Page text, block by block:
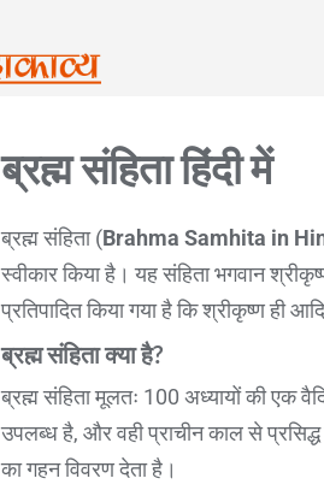
ब्रह्म संहिता हिंदी में
ब्रह्म संहिता (Brahma Samhita in
स्वीकार किया है। यह संहिता भगवान
प्रतिपादित किया गया है कि श्रीकृष्ण ही
ब्रह्म संहिता क्या है?
ब्रह्म संहिता मूलतः 100 अध्यायों की एक
उपलब्ध है, और वही प्राचीन काल से
का गहन विवरण देता है।